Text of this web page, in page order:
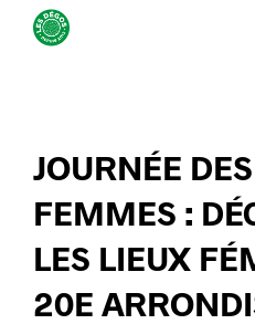
JOURNÉE
FEMMES :
LES LIEUX
20E